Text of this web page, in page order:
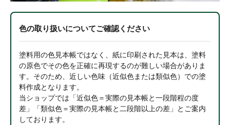
色の取り扱いについてご確認ください
塗料用の色見本帳ではなく、紙に印刷された見本は、塗料
の原色でその色を正確に再現するのが難しい場合がありま
す。そのため、近しい色味（近似色または類似色）での塗
料作成となります。
当ショップでは「近似色＝実際の見本帳と一段階程の度
差」「類似色＝実際の見本帳と二段階以上の差」とご案内
しております。